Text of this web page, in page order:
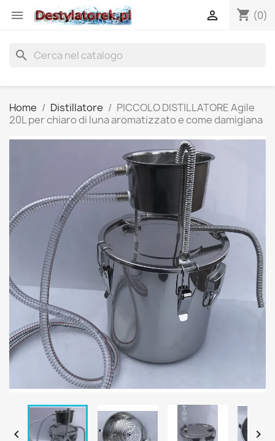
 shopping_cart (0)

search
Home Distillatore
PICCOLO DISTILLATORE Agile
20L per chiaro di luna aromatizzato e come damigiana
 